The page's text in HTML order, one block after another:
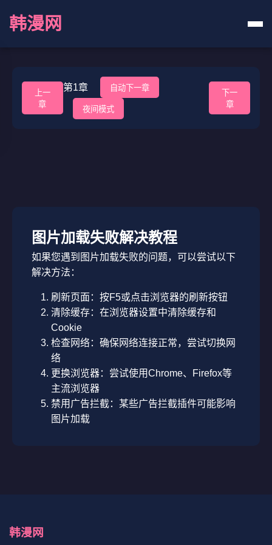
韩漫网
上一
章
第1章 自动下一章
夜间模式
下一
章
图片加载失败解决教程
如果您遇到图片加载失败的问题，可以尝试以下
解决方法：
刷新页面：按F5或点击浏览器的刷新按钮
清除缓存：在浏览器设置中清除缓存和
Cookie
检查网络：确保网络连接正常，尝试切换网
络
更换浏览器：尝试使用Chrome、Firefox等
主流浏览器
禁用广告拦截：某些广告拦截插件可能影响
图片加载
韩漫网